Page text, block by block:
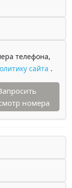
телефона,
сайта .
номера